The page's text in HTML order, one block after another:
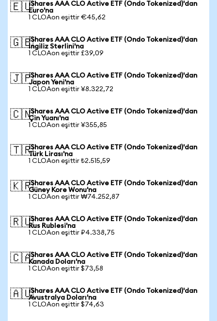
🇪🇺iShares AAA CLO Active ETF (Ondo Tokenized)'dan
Euro'na
1 CLOAon eşittir €45,62
🇬🇧iShares AAA CLO Active ETF (Ondo Tokenized)'dan
İngiliz Sterlini'na
1 CLOAon eşittir £39,09
🇯🇵iShares AAA CLO Active ETF (Ondo Tokenized)'dan
Japon Yeni'na
1 CLOAon eşittir ¥8.322,72
🇨🇳iShares AAA CLO Active ETF (Ondo Tokenized)'dan
Çin Yuanı'na
1 CLOAon eşittir ¥355,85
🇹🇷iShares AAA CLO Active ETF (Ondo Tokenized)'dan
Türk Lirası'na
1 CLOAon eşittir ₺2.515,59
🇰🇷iShares AAA CLO Active ETF (Ondo Tokenized)'dan
Güney Kore Wonu'na
1 CLOAon eşittir ₩74.252,87
🇷🇺iShares AAA CLO Active ETF (Ondo Tokenized)'dan
Rus Rublesi'na
1 CLOAon eşittir ₽4.338,75
🇨🇦iShares AAA CLO Active ETF (Ondo Tokenized)'dan
Kanada Doları'na
1 CLOAon eşittir $73,58
🇦🇺iShares AAA CLO Active ETF (Ondo Tokenized)'dan
Avustralya Doları'na
1 CLOAon eşittir $74,63